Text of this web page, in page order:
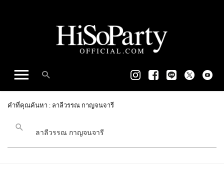
คำที่คุณค้นหา : ลาลีวรรณ กาญจนจารี